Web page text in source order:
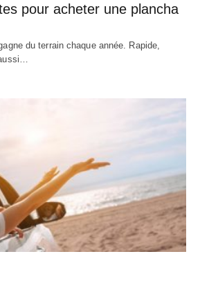
pour acheter une plancha
du terrain chaque année. Rapide,